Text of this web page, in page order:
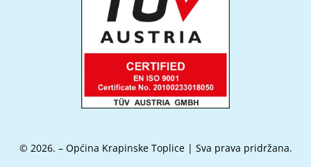
© 2026. – Općina Krapinske Toplice | Sva prava pridržana.